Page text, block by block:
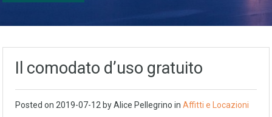
Il comodato d’uso gratuito
Posted on 2019-07-12 by Alice Pellegrino in Affitti e Locazioni